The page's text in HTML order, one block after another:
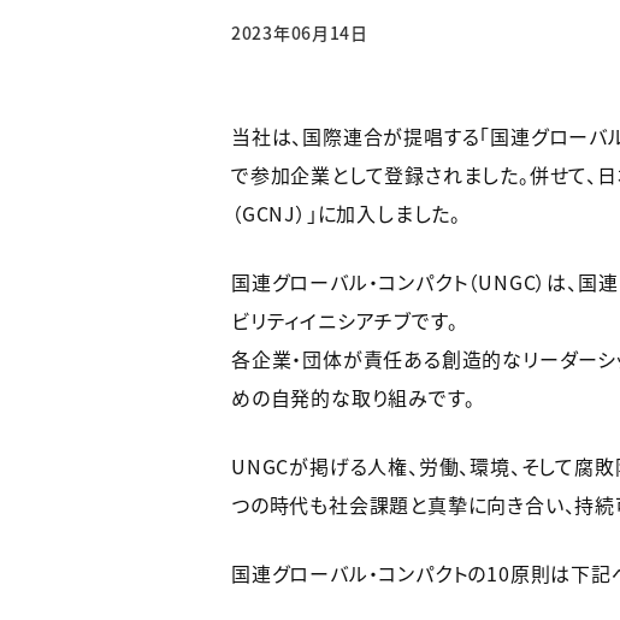
2023年06月14日
当社は、国際連合が提唱する「国連グローバ
で参加企業として登録されました。併せて、
（GCNJ）」に加入しました。
国連グローバル・コンパクト（UNGC）は、
ビリティイニシアチブです。
各企業・団体が責任ある創造的なリーダー
めの自発的な取り組みです。
UNGCが掲げる人権、労働、環境、そして
つの時代も社会課題と真摯に向き合い、持
国連グローバル・コンパクトの10原則は下記